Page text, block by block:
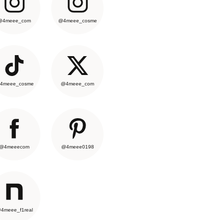
@4meee_cosme
@4meee_com
@4meee0198